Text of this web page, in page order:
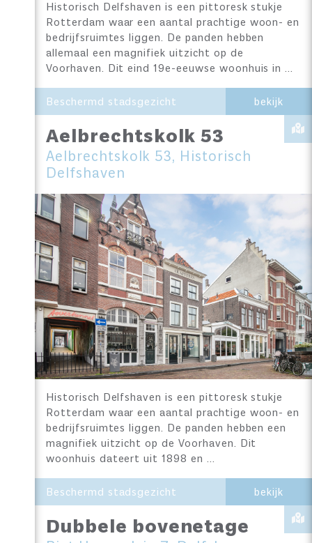
Historisch Delfshaven is een pittoresk stukje
Rotterdam waar een aantal prachtige woon- en
bedrijfsruimtes liggen. De panden hebben
allemaal een magnifiek uitzicht op de
Voorhaven. Dit eind 19e-eeuwse woonhuis in …
Beschermd stadsgezicht bekijk
Aelbrechtskolk 53
Aelbrechtskolk 53, Historisch
Delfshaven
Historisch Delfshaven is een pittoresk stukje
Rotterdam waar een aantal prachtige woon- en
bedrijfsruimtes liggen. De panden hebben een
magnifiek uitzicht op de Voorhaven. Dit
woonhuis dateert uit 1898 en …
Beschermd stadsgezicht bekijk
Dubbele bovenetage